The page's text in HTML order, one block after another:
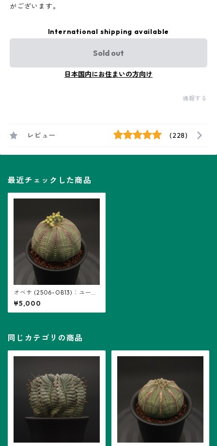
がございます。
International shipping available
Sold out
日本国内にお住まいの方向け
通報する
レビュー (228)
最近チェックした商品
オベサ (2506-OB13)：ユーフ
ォルビア属 ※実生、雄株
¥5,000
同じカテゴリの商品